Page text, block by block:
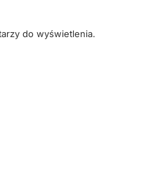
do wyświetlenia.